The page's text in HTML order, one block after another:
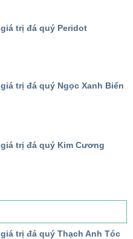
trị đá quý Peridot
trị đá quý Ngọc Xanh Biển
trị đá quý Kim Cương
trị đá quý Thạch Anh Tóc